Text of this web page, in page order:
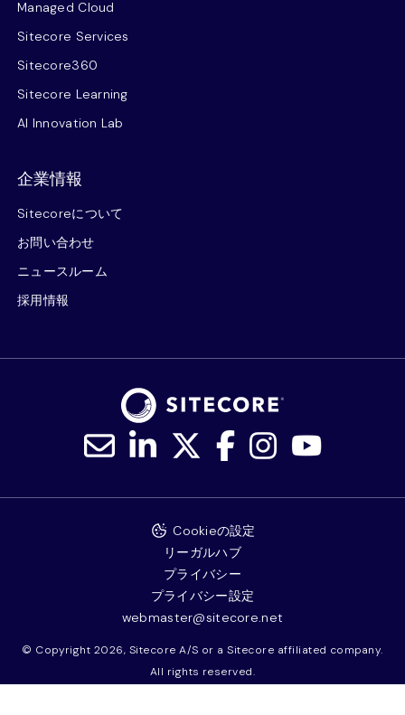
Managed Cloud
Sitecore Services
Sitecore360
Sitecore Learning
AI Innovation Lab
企業情報
Sitecoreについて
お問い合わせ
ニュースルーム
採用情報
© Copyright 2026, Sitecore A/S or a Sitecore affiliated company.
All rights reserved.
Cookieの設定
リーガルハブ
プライバシー
プライバシー設定
webmaster@sitecore.net